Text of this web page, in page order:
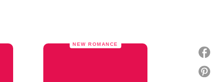
NEW ROMANCE